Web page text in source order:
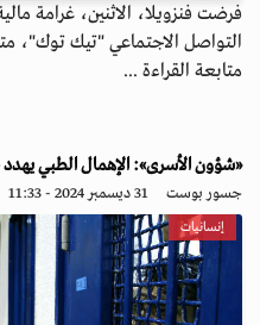
التواصل الاجتماعي "تيك توك"،
متابعة القراءة ...
«شؤون الأسرى»: الإهمال الطبي
جسور بوست 31 ديسمبر 2024 - 11:33
إنسانيات